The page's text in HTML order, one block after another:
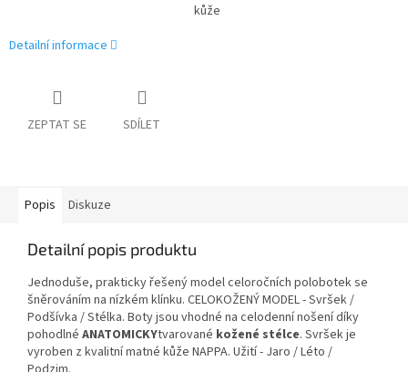
kůže
Detailní informace
ZEPTAT SE SDÍLET
Popis Diskuze
Detailní popis produktu
Jednoduše, prakticky řešený model celoročních polobotek se
šněrováním na nízkém klínku. CELOKOŽENÝ MODEL - Svršek /
Podšívka / Stélka. Boty jsou vhodné na celodenní nošení díky
pohodlné ANATOMICKYtvarované kožené stélce. Svršek je
vyroben z kvalitní matné kůže NAPPA. Užití - Jaro / Léto /